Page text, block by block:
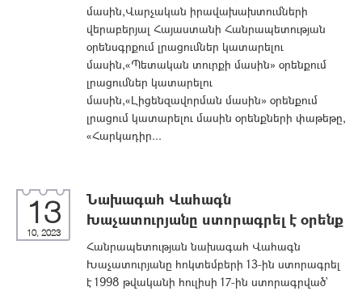
մասին,Վարչական իրավախախտումների
վերաբերյալ Հայաստանի Հանրապետության
օրենսգրքում լրացումներ կատարելու
մասին,«Պետական տուրքի մասին» օրենքում
լրացումներ կատարելու
մասին,«Լիցենզավորման մասին» օրենքում
լրացում կատարելու մասին օրենքների փաթեթը,
«Հարկադիր...
13
10, 2023
Նախագահ Վահագն
Խաչատուրյանը ստորագրել է օրենք
Հանրապետության նախագահ Վահագն
Խաչատուրյանը հոկտեմբերի 13-ին ստորագրել
է 1998 թվականի հուլիսի 17-ին ստորագրված`